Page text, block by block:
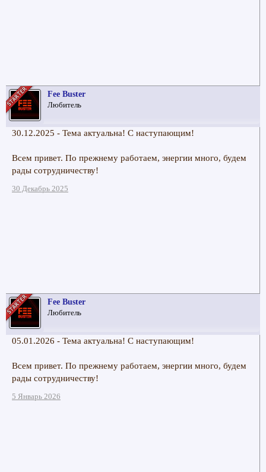
Fee Buster
Любитель
30.12.2025 - Тема актуальна! С наступающим!
Всем привет. По прежнему работаем, энергии много, будем
рады сотрудничеству!
30 Декабрь 2025
Fee Buster
Любитель
05.01.2026 - Тема актуальна! С наступающим!
Всем привет. По прежнему работаем, энергии много, будем
рады сотрудничеству!
5 Январь 2026